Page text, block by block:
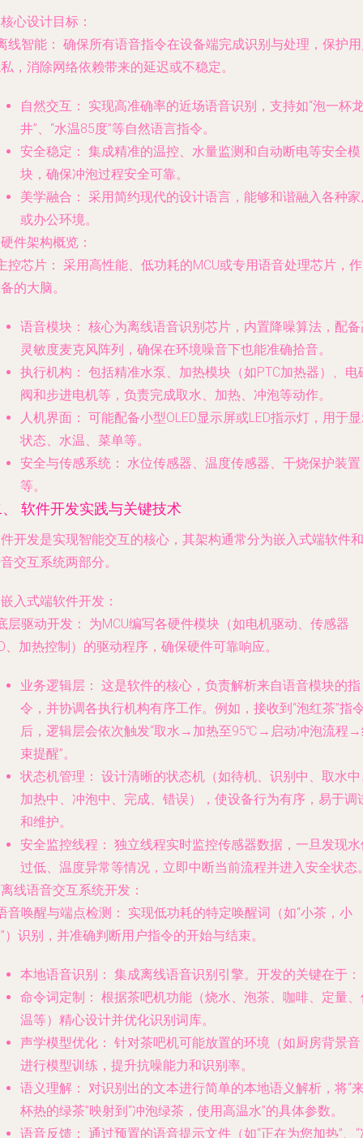
心设计目标：
线智能： 确保所有语音指令在设备端完成识别与处理，保护
，消除网络依赖带来的延迟或不稳定。
自然交互：
实现高准确率的近场语音识别，支持如“泡一杯
井”、“水温85度”等自然语言指令。
安全稳定： 集成精准的温控、水量监测和自动断电等安全模
块，确保冲泡过程安全可靠。
美学融合： 采用简约现代的设计语言，能够和谐融入各种
或办公环境。
件架构概览：
控芯片： 采用高性能、低功耗的MCU或专用语音处理芯片，
的大脑。
语音模块： 核心为离线语音识别芯片，内置降噪算法，配
灵敏度麦克风阵列，确保在环境噪音下也能准确拾音。
执行机构： 包括精准水泵、加热模块（如PTC加热器）、电
阀和步进电机等，负责完成取水、加热、冲泡等动作。
人机界面： 可能配备小型OLED显示屏或LED指示灯，用于
状态、水温、菜单等。
安全与传感系统： 水位传感器、温度传感器、干烧保护装置
等。
软件开发实践与关键技术
开发是实现智能交互的核心，其架构通常分为嵌入式端软件和
交互系统两部分。
入式端软件开发：
层驱动开发：
为MCU编写各硬件模块（如电机驱动、传感器
、加热控制）的驱动程序，确保硬件可靠响应。
业务逻辑层： 这是软件的核心，负责解析来自语音模块的指
令，并协调各执行机构有序工作。例如，接收到“泡红茶”指
后，逻辑层会依次触发“取水→加热至95℃→启动冲泡流程
束提醒”。
状态机管理： 设计清晰的状态机（如待机、识别中、取水
加热中、冲泡中、完成、错误），使设备行为有序，易于调
和维护。
安全监控线程： 独立线程实时监控传感器数据，一旦发现
过低、温度异常等情况，立即中断当前流程并进入安全状态
线语音交互系统开发：
音唤醒与端点检测：
实现低功耗的特定唤醒词（如“小茶，小
）识别，并准确判断用户指令的开始与结束。
本地语音识别： 集成离线语音识别引擎。开发的关键在于：
命令词定制： 根据茶吧机功能（烧水、泡茶、咖啡、定量
温等）精心设计并优化识别词库。
声学模型优化： 针对茶吧机可能放置的环境（如厨房背景
进行模型训练，提升抗噪能力和识别率。
语义理解： 对识别出的文本进行简单的本地语义解析，将“
杯热的绿茶”映射到“冲泡绿茶，使用高温水”的具体参数。
语音反馈： 通过预置的语音提示文件（如“正在为您加热”、“